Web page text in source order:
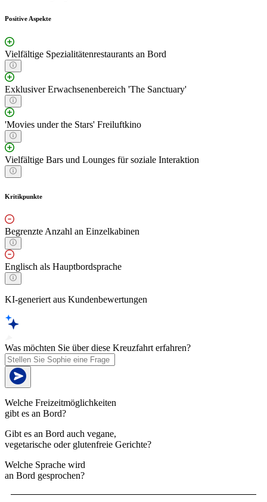
Positive Aspekte
Vielfältige Spezialitätenrestaurants an Bord
Exklusiver Erwachsenenbereich 'The Sanctuary'
'Movies under the Stars' Freiluftkino
Vielfältige Bars und Lounges für soziale Interaktion
Kritikpunkte
Begrenzte Anzahl an Einzelkabinen
Englisch als Hauptbordsprache
KI-generiert aus Kundenbewertungen
Was möchten Sie über diese Kreuzfahrt erfahren?
Welche Freizeitmöglichkeiten
gibt es an Bord?
Gibt es an Bord auch vegane,
vegetarische oder glutenfreie Gerichte?
Welche Sprache wird
an Bord gesprochen?